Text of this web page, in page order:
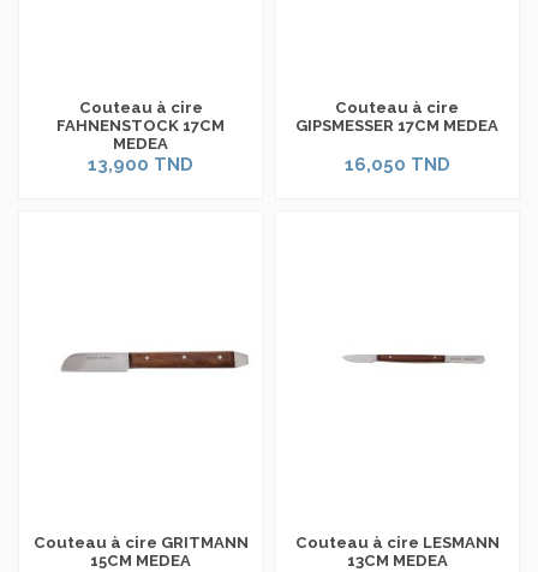
Couteau à cire
FAHNENSTOCK 17CM
MEDEA
13,900 TND
Couteau à cire
GIPSMESSER 17CM MEDEA
16,050 TND
Couteau à cire GRITMANN
15CM MEDEA
Couteau à cire LESMANN
13CM MEDEA